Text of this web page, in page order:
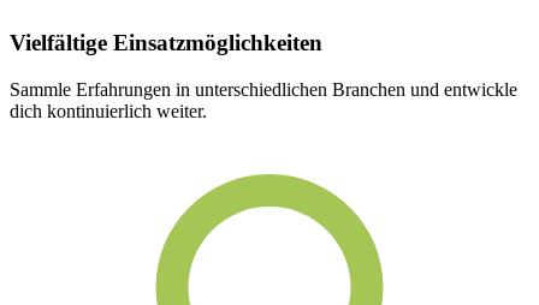
Vielfältige Einsatzmöglichkeiten
Sammle Erfahrungen in unterschiedlichen Branchen und entwickle
dich kontinuierlich weiter.